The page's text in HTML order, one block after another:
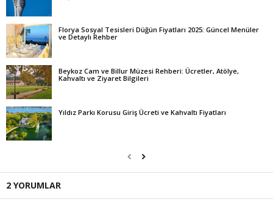
Florya Sosyal Tesisleri Düğün Fiyatları 2025: Güncel Menüler
ve Detaylı Rehber
Beykoz Cam ve Billur Müzesi Rehberi: Ücretler, Atölye,
Kahvaltı ve Ziyaret Bilgileri
Yıldız Parkı Korusu Giriş Ücreti ve Kahvaltı Fiyatları
2 YORUMLAR